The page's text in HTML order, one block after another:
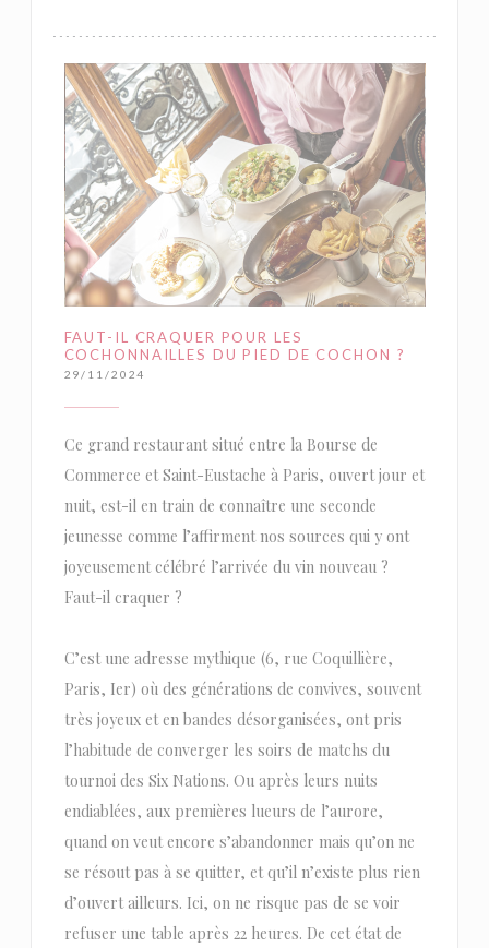
FAUT-IL CRAQUER POUR LES
COCHONNAILLES DU PIED DE COCHON ?
29/11/2024
Ce grand restaurant situé entre la Bourse de
Commerce et Saint-Eustache à Paris, ouvert jour et
nuit, est-il en train de connaître une seconde
jeunesse comme l’affirment nos sources qui y ont
joyeusement célébré l’arrivée du vin nouveau ?
Faut-il craquer ?
C’est une adresse mythique (6, rue Coquillière,
Paris, Ier) où des générations de convives, souvent
très joyeux et en bandes désorganisées, ont pris
l’habitude de converger les soirs de matchs du
tournoi des Six Nations. Ou après leurs nuits
endiablées, aux premières lueurs de l’aurore,
quand on veut encore s’abandonner mais qu’on ne
se résout pas à se quitter, et qu’il n’existe plus rien
d’ouvert ailleurs. Ici, on ne risque pas de se voir
refuser une table après 22 heures. De cet état de